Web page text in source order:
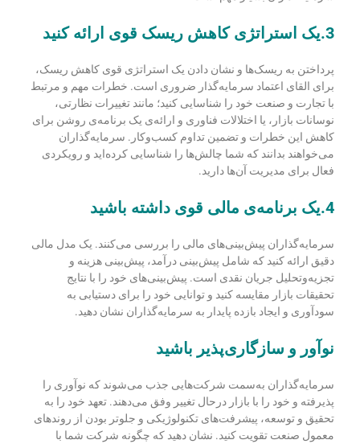
3.یک استراتژی کاهش ریسک قوی ارائه کنید
پرداختن به ریسک‌ها و نشان دادن یک استراتژی قوی کاهش ریسک،
برای القای اعتماد سرمایه‌گذار ضروری است. خطرات مهم و مرتبط
با تجارت و صنعت خود را شناسایی کنید؛ مانند تغییرات نظارتی،
نوسانات بازار، یا اختلالات فناوری و ارائه‌ی یک برنامه‌ی روشن برای
کاهش این خطرات و تضمین تداوم کسب‌وکار. سرمایه‌گذاران
می‌خواهند بدانند که شما چالش‌ها را شناسایی کرده‌اید و رویکردی
فعال برای مدیریت آن‌ها دارید.
4.یک برنامه‌ی مالی قوی داشته باشید
سرمایه‌گذاران پیش‌بینی‌های مالی را بررسی می‌کنند. یک مدل مالی
دقیق ارائه کنید که شامل پیش‌بینی درآمد، پیش‌بینی هزینه و
تجزیه‌و‌تحلیل جریان نقدی است. پیش‌بینی‌های خود را با نتایج
تحقیقات بازار مقایسه کنید و توانایی خود را برای دستیابی به
سودآوری و ایجاد بازده پایدار به سرمایه‌گذاران نشان دهید.
نوآور و سازگاری‌پذیر باشید
سرمایه‌گذاران به‌سمت شرکت‌هایی جذب می‌شوند که نوآوری را
پذیرفته و خود را با بازار درحال‌ تغییر وفق می‌دهند. تعهد خود را به
تحقیق و توسعه، پیشرفت‌های تکنولوژیکی و جلوتر بودن از روندهای
معمول صنعت تقویت کنید. نشان دهید که چگونه شرکت شما با